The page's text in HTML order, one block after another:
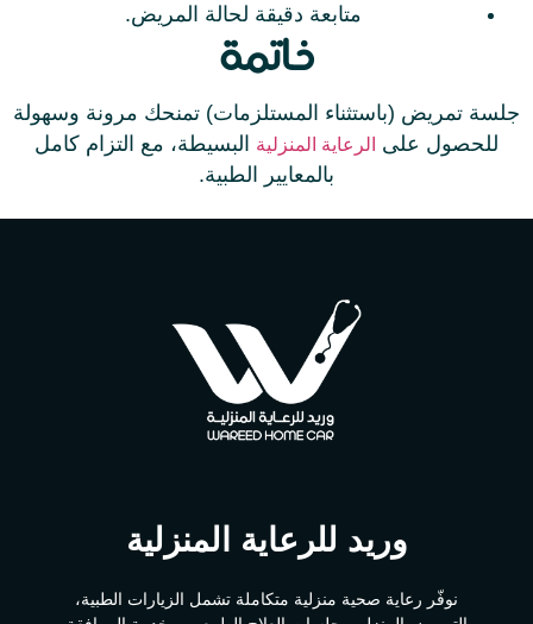
متابعة دقيقة لحالة المريض.
خاتمة
جلسة تمريض (باستثناء المستلزمات) تمنحك مرونة وسهولة
للحصول على
الرعاية المنزلية البسيطة، مع التزام كامل
بالمعايير الطبية.
وريد للرعاية المنزلية
نوفّر رعاية صحية منزلية متكاملة تشمل الزيارات الطبية،